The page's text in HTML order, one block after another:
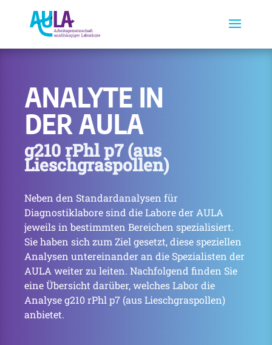
ANALYTE IN
DER AULA
g210 rPhl p7 (aus
Lieschgraspollen)
Neben den Standardanalysen für
Diagnostiklabore sind die Labore der AULA
jeweils in bestimmten Bereichen spezialisiert.
Sie haben sich zum Ziel gesetzt, diese speziellen
Analysen untereinander an die Spezialisten der
AULA weiter zu leiten. Nachfolgend finden Sie
eine Übersicht darüber, welches Labor die
Analyse g210 rPhl p7 (aus Lieschgraspollen)
anbietet.